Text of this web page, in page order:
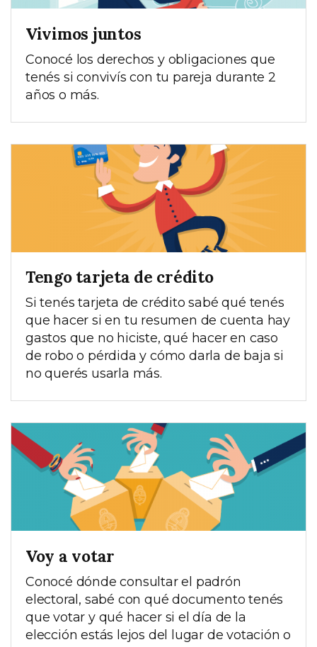
Vivimos juntos
Conocé los derechos y obligaciones que
tenés si convivís con tu pareja durante 2
años o más.
Tengo tarjeta de crédito
Si tenés tarjeta de crédito sabé qué tenés
que hacer si en tu resumen de cuenta hay
gastos que no hiciste, qué hacer en caso
de robo o pérdida y cómo darla de baja si
no querés usarla más.
Voy a votar
Conocé dónde consultar el padrón
electoral, sabé con qué documento tenés
que votar y qué hacer si el día de la
elección estás lejos del lugar de votación o